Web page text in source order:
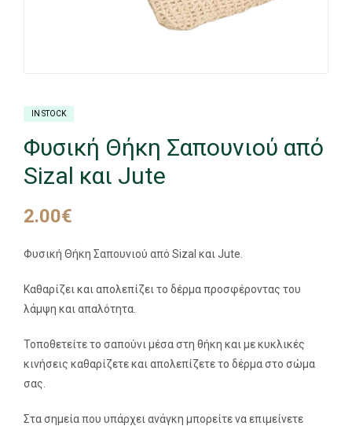
IN STOCK
Φυσική Θήκη Σαπουνιού από
Sizal και Jute
2.00€
Φυσική Θήκη Σαπουνιού από Sizal και Jute.
Καθαρίζει και απολεπίζει το δέρμα προσφέροντας του
λάμψη και απαλότητα.
Τοποθετείτε το σαπούνι μέσα στη θήκη και με κυκλικές
κινήσεις καθαρίζετε και απολεπίζετε το δέρμα στο σώμα
σας.
Στα σημεία που υπάρχει ανάγκη μπορείτε να επιμείνετε